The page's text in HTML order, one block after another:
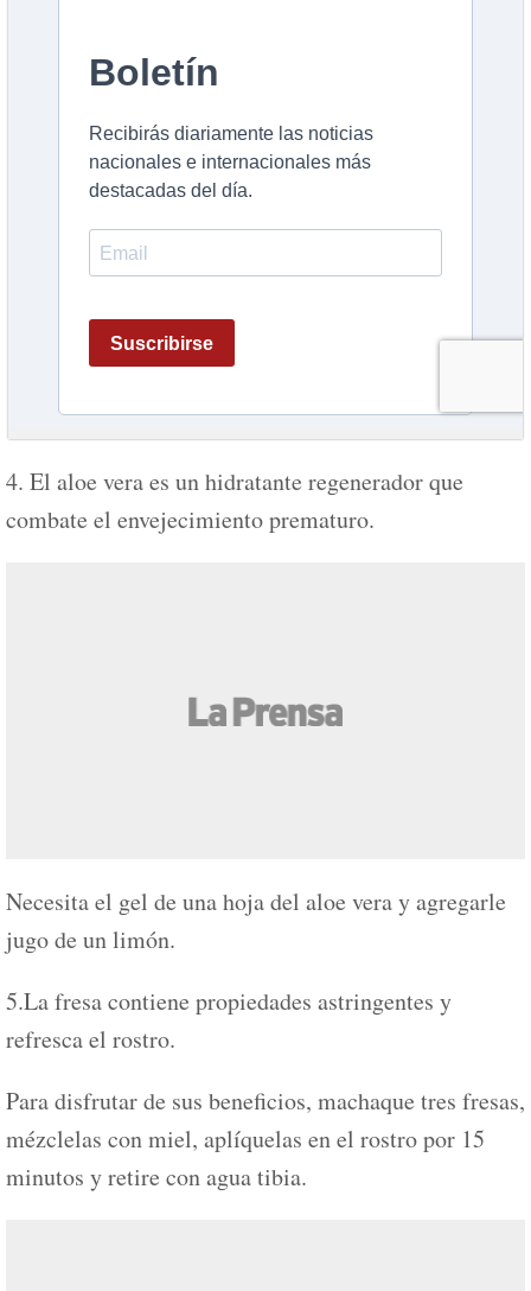
4. El aloe vera es un hidratante regenerador que
combate el envejecimiento prematuro.
Necesita el gel de una hoja del aloe vera y agregarle
jugo de un limón.
5.La fresa contiene propiedades astringentes y
refresca el rostro.
Para disfrutar de sus beneficios, machaque tres fresas,
mézclelas con miel, aplíquelas en el rostro por 15
minutos y retire con agua tibia.